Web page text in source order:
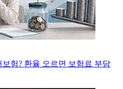
험? 환율 오르면 보험료 부담